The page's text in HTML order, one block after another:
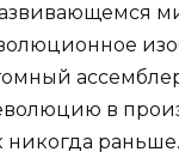
в
никогда